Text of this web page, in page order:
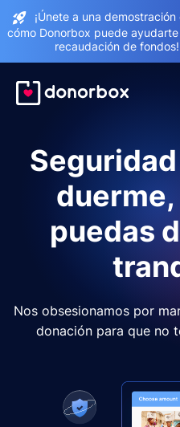
¡Únete a una
cómo Donorbox puede
recaudación de fondos!
puedas
Nos obsesionamos por
donación para que no